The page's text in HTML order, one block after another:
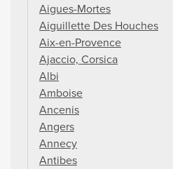
Aigues-Mortes
Aiguillette Des Houches
Aix-en-Provence
Ajaccio, Corsica
Albi
Amboise
Ancenis
Angers
Annecy
Antibes